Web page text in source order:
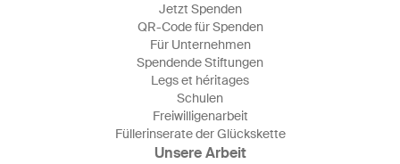
Jetzt Spenden
QR-Code für Spenden
Für Unternehmen
Spendende Stiftungen
Legs et héritages
Schulen
Freiwilligenarbeit
Füllerinserate der Glückskette
Unsere Arbeit